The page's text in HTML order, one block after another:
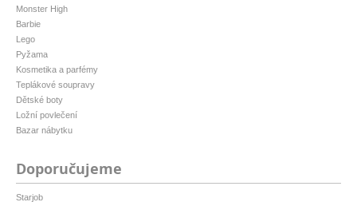
Monster High
Barbie
Lego
Pyžama
Kosmetika a parfémy
Teplákové soupravy
Dětské boty
Ložní povlečení
Bazar nábytku
Doporučujeme
Starjob